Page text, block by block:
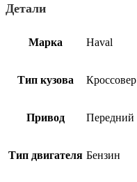
Детали
Марка Haval
Тип кузова Кроссовер
Привод Передний
Тип двигателя Бензин